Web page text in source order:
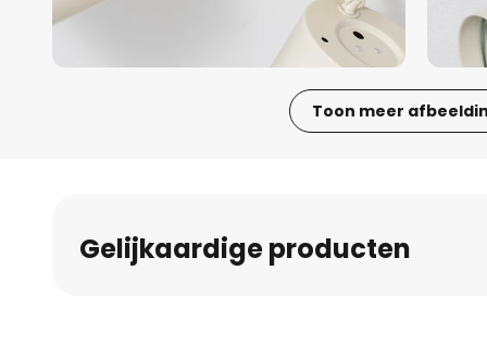
Toon meer
vanGelijkaardige producten